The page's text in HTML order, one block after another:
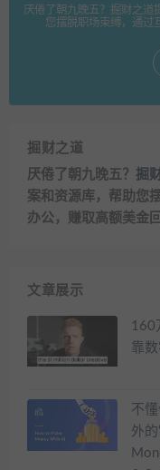
厌倦了朝九晚五？掘财之道
您摆脱职场束缚，通过
掘财之道
厌倦了朝九晚五？ 掘
案和资源库，帮助您
办公，赚取高额美金回
文章展示
160
靠
不
外